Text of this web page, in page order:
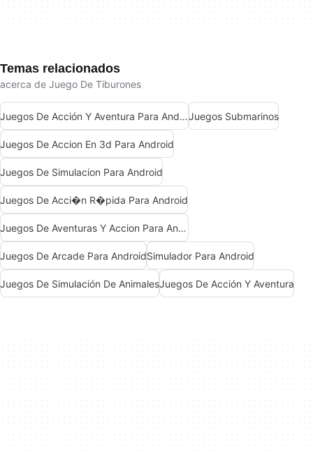
Temas relacionados
acerca de Juego De Tiburones
Juegos De Acción Y Aventura Para AndroidJuegos Submarinos
Juegos De Accion En 3d Para Android
Juegos De Simulacion Para Android
Juegos De Acci�n R�pida Para Android
Juegos De Aventuras Y Accion Para Android
Juegos De Arcade Para AndroidSimulador Para Android
Juegos De Simulación De AnimalesJuegos De Acción Y Aventura